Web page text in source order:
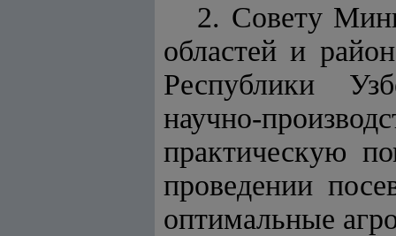
2. Совету
областей и
Республики
научно-
практическую
проведении
оптимальные